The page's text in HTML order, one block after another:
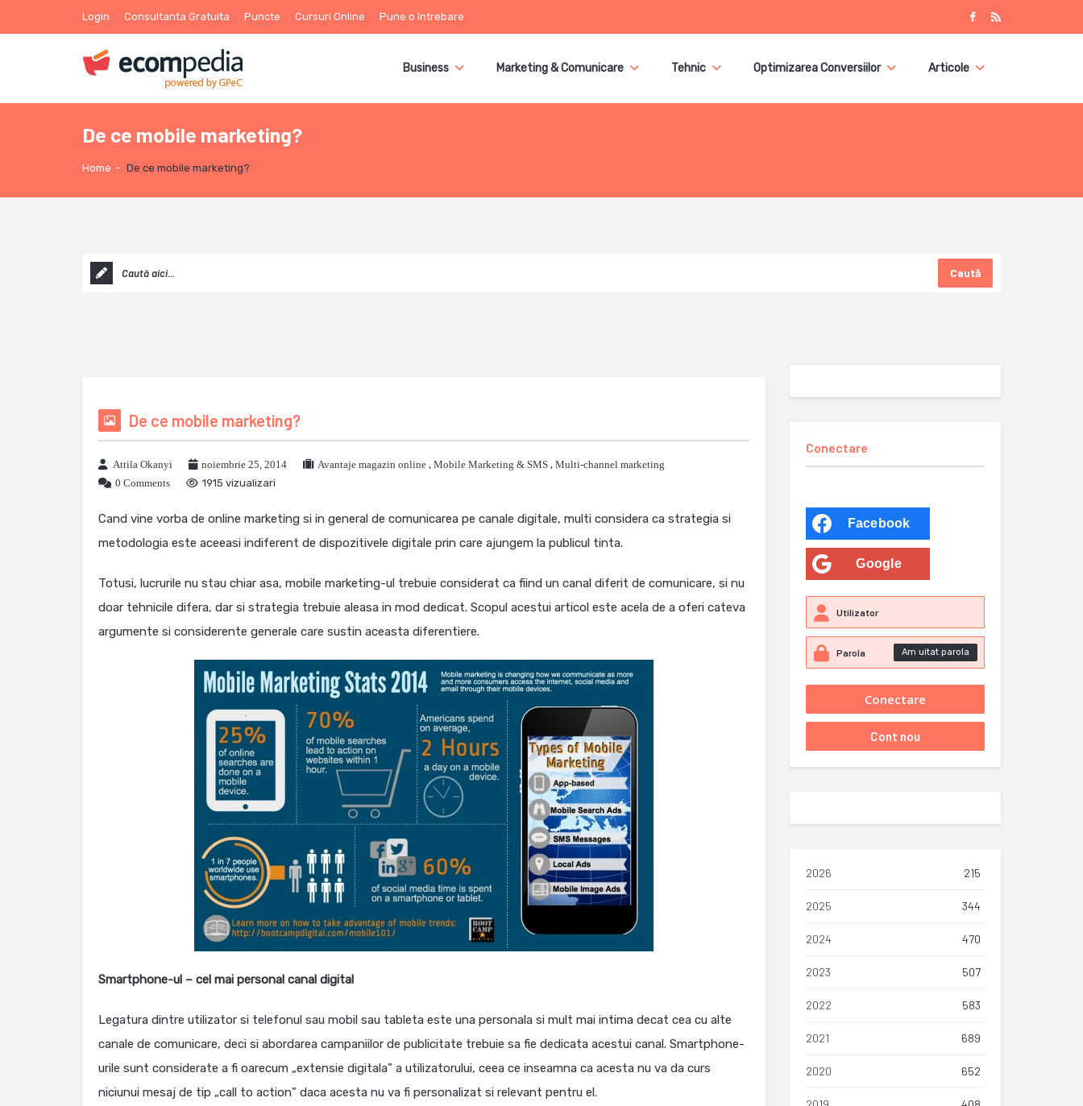
Login Consultanta Gratuita Puncte Cursuri Online Pune o întrebare
Business Marketing & Comunicare Tehnic Optimizarea Conversiilor Articole
De ce mobile marketing?
Home - De ce mobile marketing?
Caută
De ce mobile marketing?
Attila Okanyi noiembrie 25, 2014 Avantaje magazin online , Mobile Marketing & SMS , Multi-channel marketing
0 Comments
1915 vizualizari
Cand vine vorba de online marketing si in general de comunicarea pe canale digitale, multi considera ca strategia si
metodologia este aceeasi indiferent de dispozitivele digitale prin care ajungem la publicul tinta.
Totusi, lucrurile nu stau chiar asa, mobile marketing-ul trebuie considerat ca fiind un canal diferit de comunicare, si nu
doar tehnicile difera, dar si strategia trebuie aleasa in mod dedicat. Scopul acestui articol este acela de a oferi cateva
argumente si considerente generale care sustin aceasta diferentiere.
Smartphone-ul – cel mai personal canal digital
Legatura dintre utilizator si telefonul sau mobil sau tableta este una personala si mult mai intima decat cea cu alte
canale de comunicare, deci si abordarea campaniilor de publicitate trebuie sa fie dedicata acestui canal. Smartphone-
urile sunt considerate a fi oarecum „extensie digitala” a utilizatorului, ceea ce inseamna ca acesta nu va da curs
niciunui mesaj de tip „call to action” daca acesta nu va fi personalizat si relevant pentru el.
Conectare
Facebook
Google
Am uitat parola
2026 215
2025 344
2024 470
2023 507
2022 583
2021 689
2020 652